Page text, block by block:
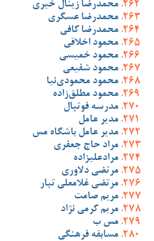
محمدرضا زینال خیری
محمدرضا عسگری
محمدرضا کافی
محمود اخلاقی
محمود خمیسی
محمود شفیعی
محمود محمودی‌نیا
محمود مطلق‌زاده
مدرسه فوتبال
مدیر عامل
مدیر عامل باشگاه مس
مراد حاج جعفری
مرادعلیزاده
مرتضی دلاوری
مرتضی غلامعلی تبار
مریم صامت
مریم کرمی نژاد
مس ب
مسابقه فرهنگی